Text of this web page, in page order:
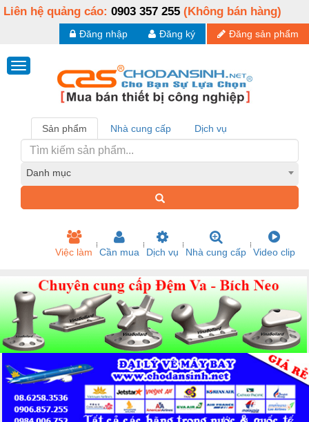
Liên hệ quảng cáo: 0903 357 255 (Không bán hàng)
Đăng sản phẩm
Đăng ký
Đăng nhập
Sản phẩm Nhà cung cấp Dịch vụ
Danh mục
Việc làm Cần mua Dịch vụ Nhà cung cấp Video clip